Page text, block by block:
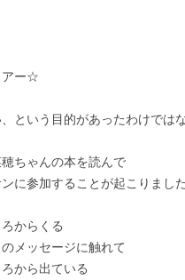
アー☆
という目的があったわけではな
ちゃんの本を読んで
に参加することが起こりました
からくる
メッセージに触れて
から出ている